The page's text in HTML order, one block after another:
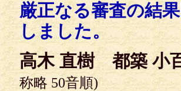
厳正なる審査の結
しました。
高木 直樹 都築 小
称略 50音順)